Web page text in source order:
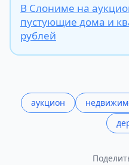
В Слониме на
пустующие дома и
рублей
аукцион